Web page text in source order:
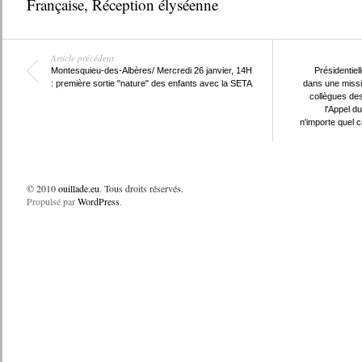
Française, Réception élyséenne
Article précédent
Montesquieu-des-Albères/ Mercredi 26 janvier, 14H
: première sortie "nature" des enfants avec la SETA
dans une
collègues
l'Appel
n'importe quel
© 2010ouillade.eu. Tous droits réservés.
Propulsé parWordPress.